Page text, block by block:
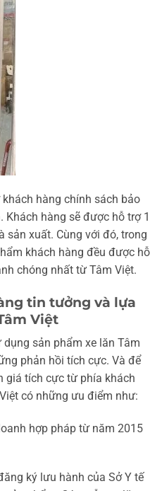
hàng chính sách bảo
Khách hàng sẽ được hỗ trợ 1
sản xuất. Cùng với đó, trong
khách hàng đều được hỗ
chóng nhất từ Tâm Việt.
tin tưởng và lựa
Việt
sản phẩm xe lăn Tâm
phản hồi tích cực. Và để
giá tích cực từ phía khách
có những ưu điểm như:
hợp pháp từ năm 2015
ký lưu hành của Sở Y tế